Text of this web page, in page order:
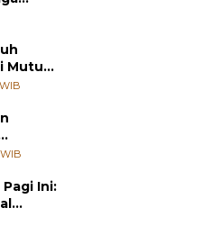
Mutu
dan
WIB
Pagi Ini: